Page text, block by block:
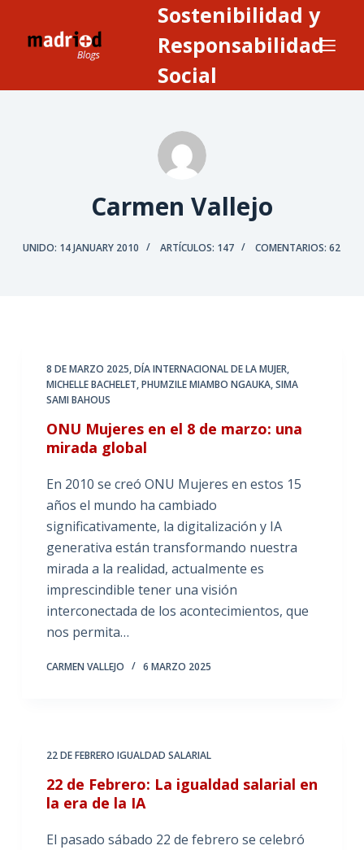
Sostenibilidad y
Responsabilidad
Social
Carmen Vallejo
UNIDO: 14 JANUARY 2010 ARTÍCULOS: 147 COMENTARIOS: 62
8 DE MARZO 2025,DÍA INTERNACIONAL DE LA MUJER,
MICHELLE BACHELET,PHUMZILE MIAMBO NGAUKA,SIMA
SAMI BAHOUS
ONU Mujeres en el 8 de marzo: una
mirada global
En 2010 se creó ONU Mujeres en estos 15
años el mundo ha cambiado
significativamente, la digitalización y IA
generativa están transformando nuestra
mirada a la realidad, actualmente es
imprescindible tener una visión
interconectada de los acontecimientos, que
nos permita…
CARMEN VALLEJO 6 MARZO 2025
22 DE FEBRERO IGUALDAD SALARIAL
22 de Febrero: La igualdad salarial en
la era de la IA
El pasado sábado 22 de febrero se celebró